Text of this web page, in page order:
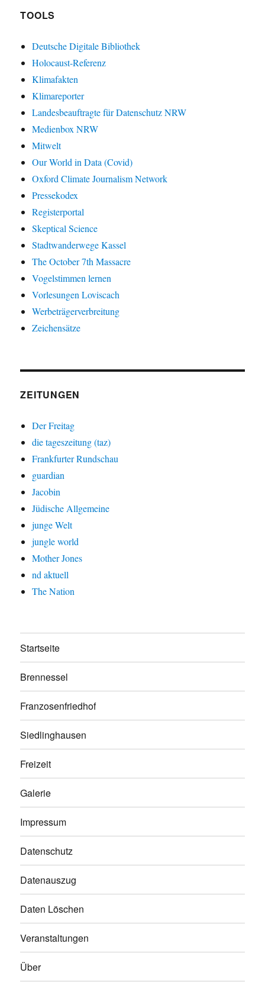
TOOLS
Deutsche Digitale Bibliothek
Holocaust-Referenz
Klimafakten
Klimareporter
Landesbeauftragte für Datenschutz NRW
Medienbox NRW
Mitwelt
Our World in Data (Covid)
Oxford Climate Journalism Network
Pressekodex
Registerportal
Skeptical Science
Stadtwanderwege Kassel
The October 7th Massacre
Vogelstimmen lernen
Vorlesungen Loviscach
Werbeträgerverbreitung
Zeichensätze
ZEITUNGEN
Der Freitag
die tageszeitung (taz)
Frankfurter Rundschau
guardian
Jacobin
Jüdische Allgemeine
junge Welt
jungle world
Mother Jones
nd aktuell
The Nation
Startseite
Brennessel
Franzosenfriedhof
Siedlinghausen
Freizeit
Galerie
Impressum
Datenschutz
Datenauszug
Daten Löschen
Veranstaltungen
Über